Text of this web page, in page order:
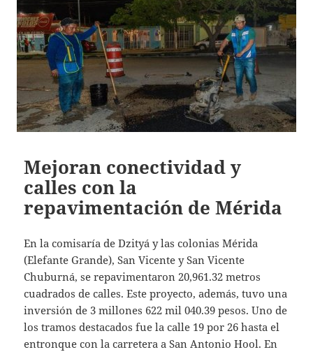
Mejoran conectividad y
calles con la
repavimentación de Mérida
En la comisaría de Dzityá y las colonias Mérida
(Elefante Grande), San Vicente y San Vicente
Chuburná, se repavimentaron 20,961.32 metros
cuadrados de calles. Este proyecto, además, tuvo una
inversión de 3 millones 622 mil 040.39 pesos. Uno de
los tramos destacados fue la calle 19 por 26 hasta el
entronque con la carretera a San Antonio Hool. En